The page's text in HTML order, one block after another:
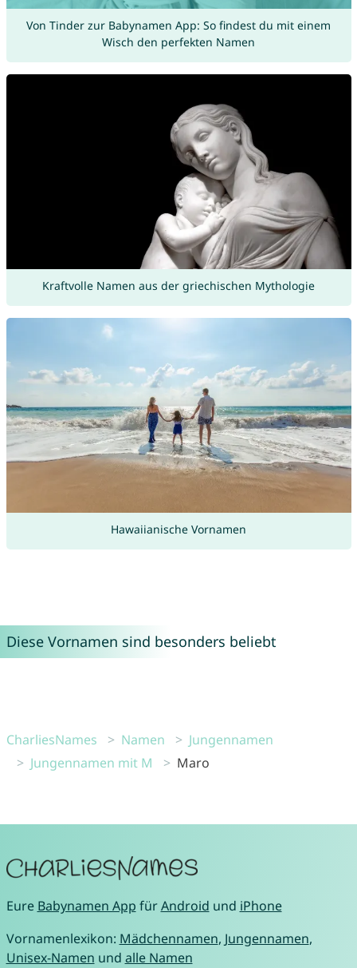
Von Tinder zur Babynamen App: So findest du mit einem
Wisch den perfekten Namen
Kraftvolle Namen aus der griechischen Mythologie
Hawaiianische Vornamen
Diese Vornamen sind besonders beliebt
CharliesNames Namen
Jungennamen
Jungennamen mit M
Maro
Eure Babynamen App fürAndroid und iPhone
Vornamenlexikon: Mädchennamen, Jungennamen,
Unisex-Namen und alle Namen